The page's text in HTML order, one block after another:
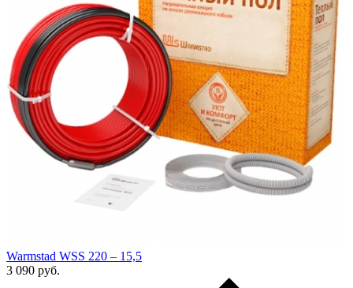
Warmstad WSS 220 – 15,5
3 090 руб.